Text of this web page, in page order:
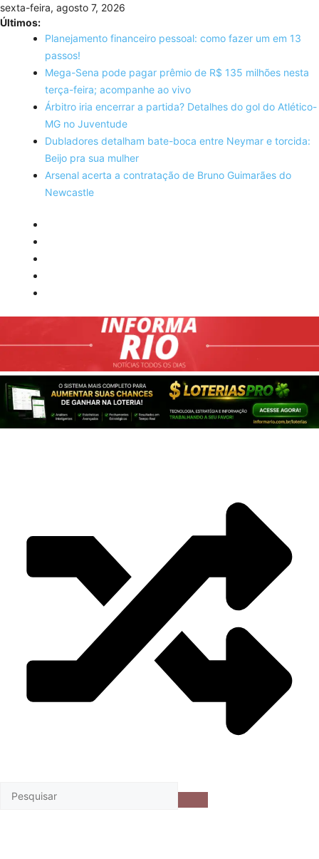
Skip
to
content
sexta-feira, agosto 7, 2026
Últimos:
Planejamento financeiro pessoal: como fazer um em 13
passos!
Mega-Sena pode pagar prêmio de R$ 135 milhões nesta
terça-feira; acompanhe ao vivo
Árbitro iria encerrar a partida? Detalhes do gol do Atlético-
MG no Juventude
Dubladores detalham bate-boca entre Neymar e torcida:
Beijo pra sua mulher
Arsenal acerta a contratação de Bruno Guimarães do
Newcastle